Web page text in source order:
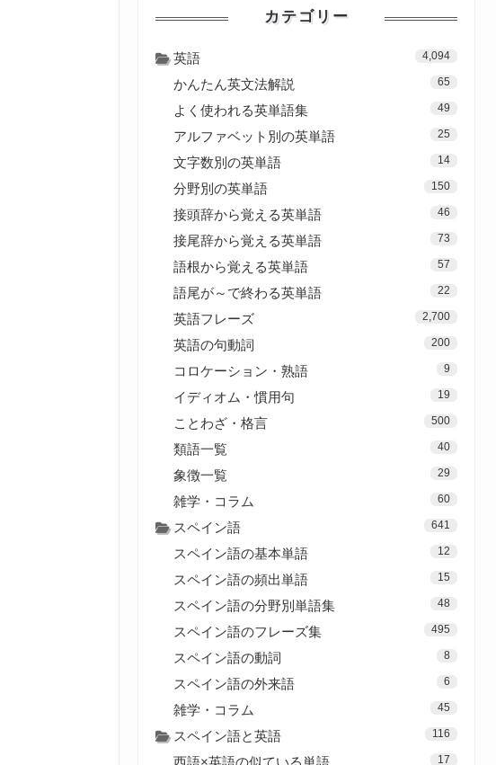
カテゴリー
英語 4,094
かんたん英文法解説 65
よく使われる英単語集 49
アルファベット別の英単語 25
文字数別の英単語 14
分野別の英単語 150
接頭辞から覚える英単語 46
接尾辞から覚える英単語 73
語根から覚える英単語 57
語尾が～で終わる英単語 22
英語フレーズ 2,700
英語の句動詞 200
コロケーション・熟語 9
イディオム・慣用句 19
ことわざ・格言 500
類語一覧 40
象徴一覧 29
雑学・コラム 60
スペイン語 641
スペイン語の基本単語 12
スペイン語の頻出単語 15
スペイン語の分野別単語集 48
スペイン語のフレーズ集 495
スペイン語の動詞 8
スペイン語の外来語 6
雑学・コラム 45
スペイン語と英語 116
西語×英語の似ている単語 17